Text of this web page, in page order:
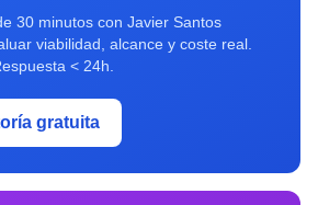
30 minutos con Javier Santos
viabilidad, alcance y coste real.
< 24h.
gratuita